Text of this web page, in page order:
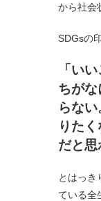
から社会
SDGsの
「い
ちが
らな
りた
だと思
とはっき
ている全